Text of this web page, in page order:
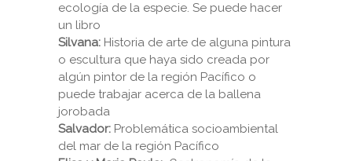
ecología de la especie. Se puede hacer
un libro
Silvana: Historia de arte de alguna pintura
o escultura que haya sido creada por
algún pintor de la región Pacífico o
puede trabajar acerca de la ballena
jorobada
Salvador: Problemática socioambiental
del mar de la región Pacífico